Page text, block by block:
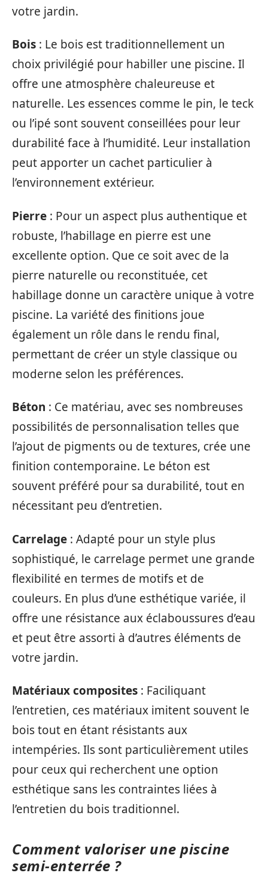
votre jardin.
Bois : Le bois est traditionnellement un
choix privilégié pour habiller une piscine. Il
offre une atmosphère chaleureuse et
naturelle. Les essences comme le pin, le teck
ou l’ipé sont souvent conseillées pour leur
durabilité face à l’humidité. Leur installation
peut apporter un cachet particulier à
l’environnement extérieur.
Pierre : Pour un aspect plus authentique et
robuste, l’habillage en pierre est une
excellente option. Que ce soit avec de la
pierre naturelle ou reconstituée, cet
habillage donne un caractère unique à votre
piscine. La variété des finitions joue
également un rôle dans le rendu final,
permettant de créer un style classique ou
moderne selon les préférences.
Béton : Ce matériau, avec ses nombreuses
possibilités de personnalisation telles que
l’ajout de pigments ou de textures, crée une
finition contemporaine. Le béton est
souvent préféré pour sa durabilité, tout en
nécessitant peu d’entretien.
Carrelage : Adapté pour un style plus
sophistiqué, le carrelage permet une grande
flexibilité en termes de motifs et de
couleurs. En plus d’une esthétique variée, il
offre une résistance aux éclaboussures d’eau
et peut être assorti à d’autres éléments de
votre jardin.
Matériaux composites : Faciliquant
l’entretien, ces matériaux imitent souvent le
bois tout en étant résistants aux
intempéries. Ils sont particulièrement utiles
pour ceux qui recherchent une option
esthétique sans les contraintes liées à
l’entretien du bois traditionnel.
Comment valoriser une piscine
semi-enterrée ?